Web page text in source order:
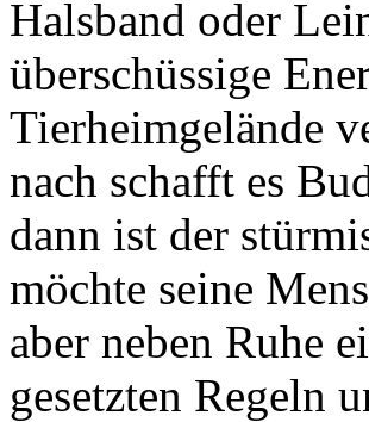
Halsband oder
überschüssige
Tierheimgelände
nach schafft es
dann ist der
möchte seine
aber neben Ruhe
gesetzten Regeln